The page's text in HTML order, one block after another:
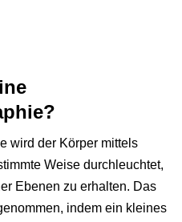
wird der Körper mittels
Weise durchleuchtet,
Ebenen zu erhalten. Das
indem ein kleines